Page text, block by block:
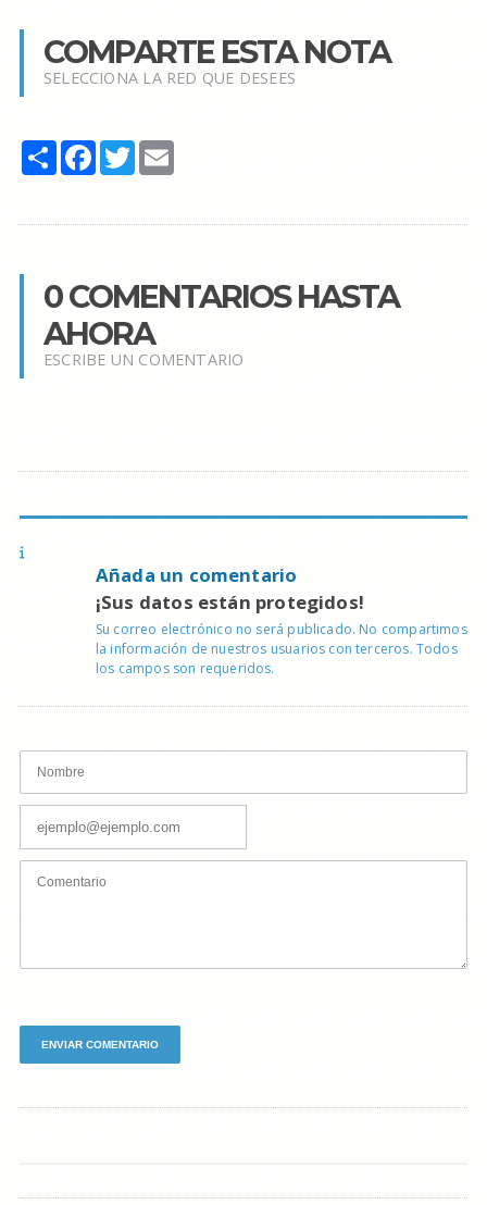
COMPARTE ESTA NOTA
SELECCIONA LA RED QUE DESEES
Share Facebook
TwitterEmail
0 COMENTARIOS HASTA
AHORA
ESCRIBE UN COMENTARIO
Añada un comentario
¡Sus datos están protegidos!
Su correo electrónico no será publicado. No compartimos
la información de nuestros usuarios con terceros. Todos
los campos son requeridos.